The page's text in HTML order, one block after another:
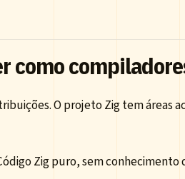
como
O projeto Zig tem áreas
Zig puro, sem conhecimento